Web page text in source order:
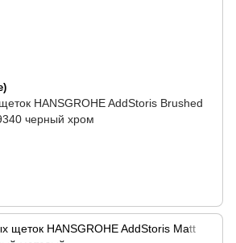
HANSGROHE AddStoris Brushed
черный хром